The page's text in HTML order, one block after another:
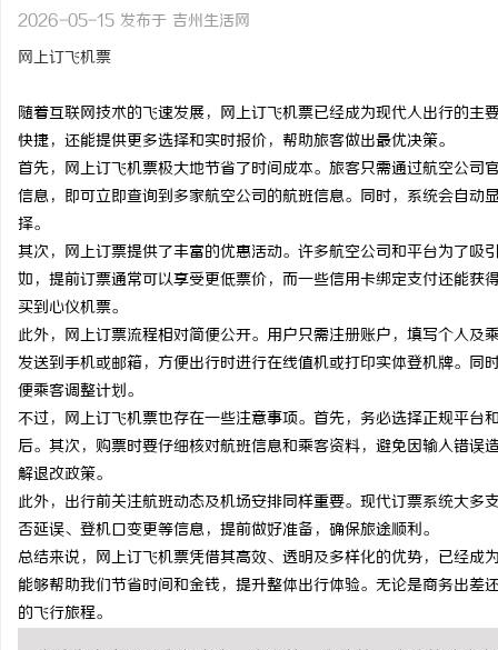
2026-05-15 发布于 吉州生活网
网上订飞机票
随着互联网技术的飞速发展，网上订飞机票已经成为现代人出行的
快捷，还能提供更多选择和实时报价，帮助旅客做出最优决策。
首先，网上订飞机票极大地节省了时间成本。旅客只需通过航空公
信息，即可立即查询到多家航空公司的航班信息。同时，系统会自
择。
其次，网上订票提供了丰富的优惠活动。许多航空公司和平台为了
如，提前订票通常可以享受更低票价，而一些信用卡绑定支付还能
买到心仪机票。
此外，网上订票流程相对简便公开。用户只需注册账户，填写个人
发送到手机或邮箱，方便出行时进行在线值机或打印实体登机牌。
便乘客调整计划。
不过，网上订飞机票也存在一些注意事项。首先，务必选择正规平
后。其次，购票时要仔细核对航班信息和乘客资料，避免因输入错
解退改政策。
此外，出行前关注航班动态及机场安排同样重要。现代订票系统大
否延误、登机口变更等信息，提前做好准备，确保旅途顺利。
总结来说，网上订飞机票凭借其高效、透明及多样化的优势，已经
能够帮助我们节省时间和金钱，提升整体出行体验。无论是商务出
的飞行旅程。